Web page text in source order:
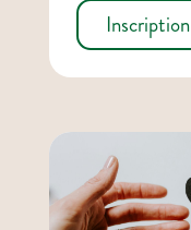
Inscription